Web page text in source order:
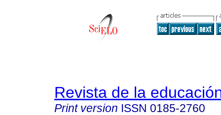
Revista de la
Print version ISSN 0185-2760